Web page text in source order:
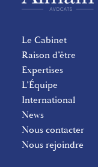
Le Cabinet
Raison d’être
Expertises
L’Équipe
International
News
Nous contacter
Nous rejoindre